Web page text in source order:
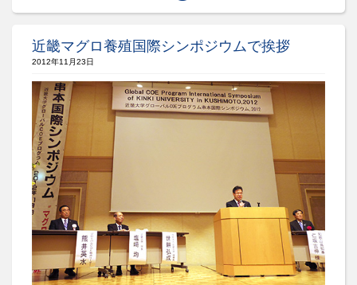
近畿マグロ養殖国際シンポジウムで挨拶
2012年11月23日